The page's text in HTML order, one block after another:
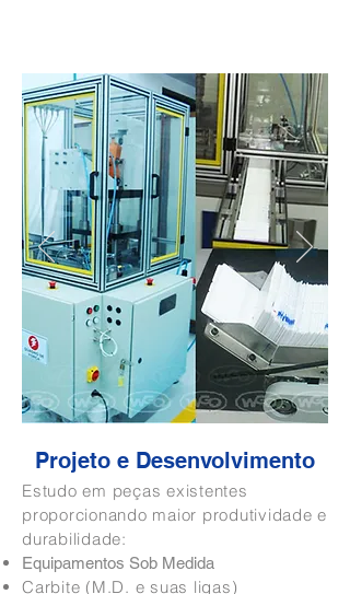
Projeto e Desenvolvimento
Estudo em peças existentes
proporcionando maior produtividade e
durabilidade:
Equipamentos Sob Medida
Carbite (M.D. e suas ligas)